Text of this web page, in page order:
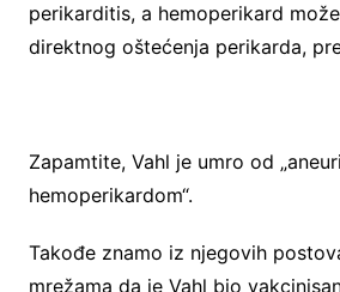
perikarditis, a hemoperikard
direktnog oštećenja perikarda,
Zapamtite, Vahl je umro od
hemoperikardom“.
Takođe znamo iz njegovih
mrežama da je Vahl bio